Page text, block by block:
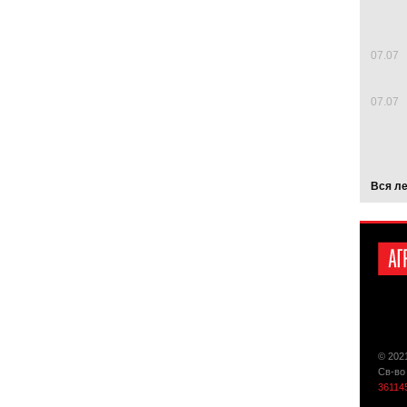
07.07
07.07
Вся
©
Св-во